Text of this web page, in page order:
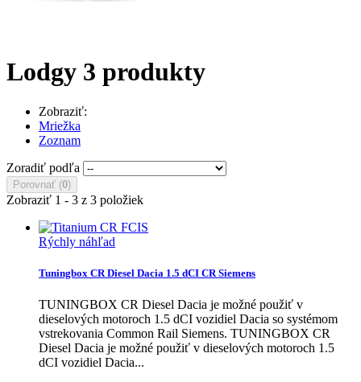
Lodgy 3 produkty
Zobraziť:
Mriežka
Zoznam
Zoradiť podľa
Porovnať (0)
Zobraziť 1 - 3 z 3 položiek
Rýchly náhľad
Tuningbox CR Diesel Dacia 1.5 dCI CR Siemens
TUNINGBOX CR Diesel Dacia je možné použiť v
dieselových motoroch 1.5 dCI vozidiel Dacia so systémom
vstrekovania Common Rail Siemens. TUNINGBOX CR
Diesel Dacia je možné použiť v dieselových motoroch 1.5
dCI vozidiel Dacia...